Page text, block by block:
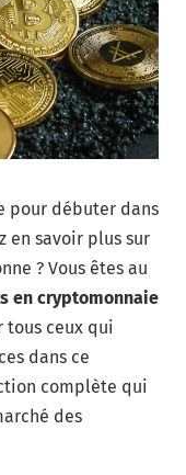
pour débuter dans
en savoir plus sur
? Vous êtes au
en cryptomonnaie
ceux qui
dans ce
complète qui
des